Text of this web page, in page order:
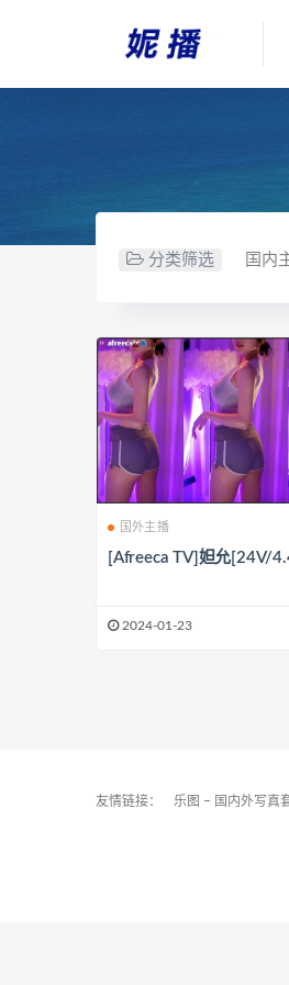
分类筛选 国内
国外主播
[Afreeca TV]妲允[24V/
2024-01-23
友情链接： 乐图 – 国内外写真